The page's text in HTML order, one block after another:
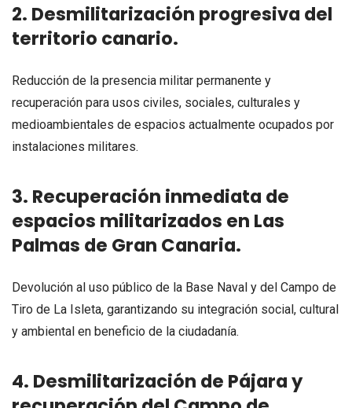
2. Desmilitarización progresiva del
territorio canario.
Reducción de la presencia militar permanente y
recuperación para usos civiles, sociales, culturales y
medioambientales de espacios actualmente ocupados por
instalaciones militares.
3. Recuperación inmediata de
espacios militarizados en Las
Palmas de Gran Canaria.
Devolución al uso público de la Base Naval y del Campo de
Tiro de La Isleta, garantizando su integración social, cultural
y ambiental en beneficio de la ciudadanía.
4. Desmilitarización de Pájara y